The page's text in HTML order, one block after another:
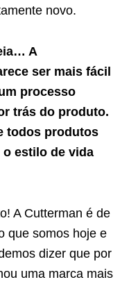
novo.
A
ser mais fácil
processo
trás do produto.
todos produtos
o estilo de vida
A Cutterman é de
que somos hoje e
dizer que por
uma marca mais